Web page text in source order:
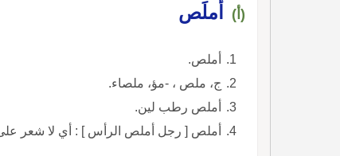
(أ) أملَص
أملص.
ج، ملص ، -مؤ، ملصاء.
أملص رطب لين.
أملص [ رجل أملص الرأس ] : أي لا شعر